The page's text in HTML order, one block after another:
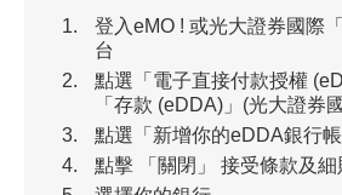
登入eMO ! 或光大證券國際
台
點選「電子直接付款授權
「存款 (eDDA)」(光大證券
點選「新增你的eDDA銀行帳
點擊 「關閉」 接受條款及細